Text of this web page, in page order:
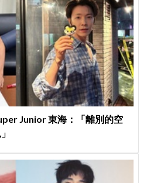
Junior 東海：「離別的空